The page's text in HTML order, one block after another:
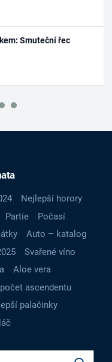
Smuteční řec
Nejlepší horory
Partie
Počasí
Auto – katalog
Svařené víno
Aloe vera
ascendentu
palačinky